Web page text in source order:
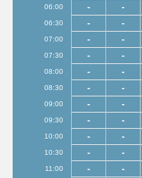
06:00 - -
06:30 - -
07:00 - -
07:30 - -
08:00 - -
08:30 - -
09:00 - -
09:30 - -
10:00 - -
10:30 - -
11:00 - -